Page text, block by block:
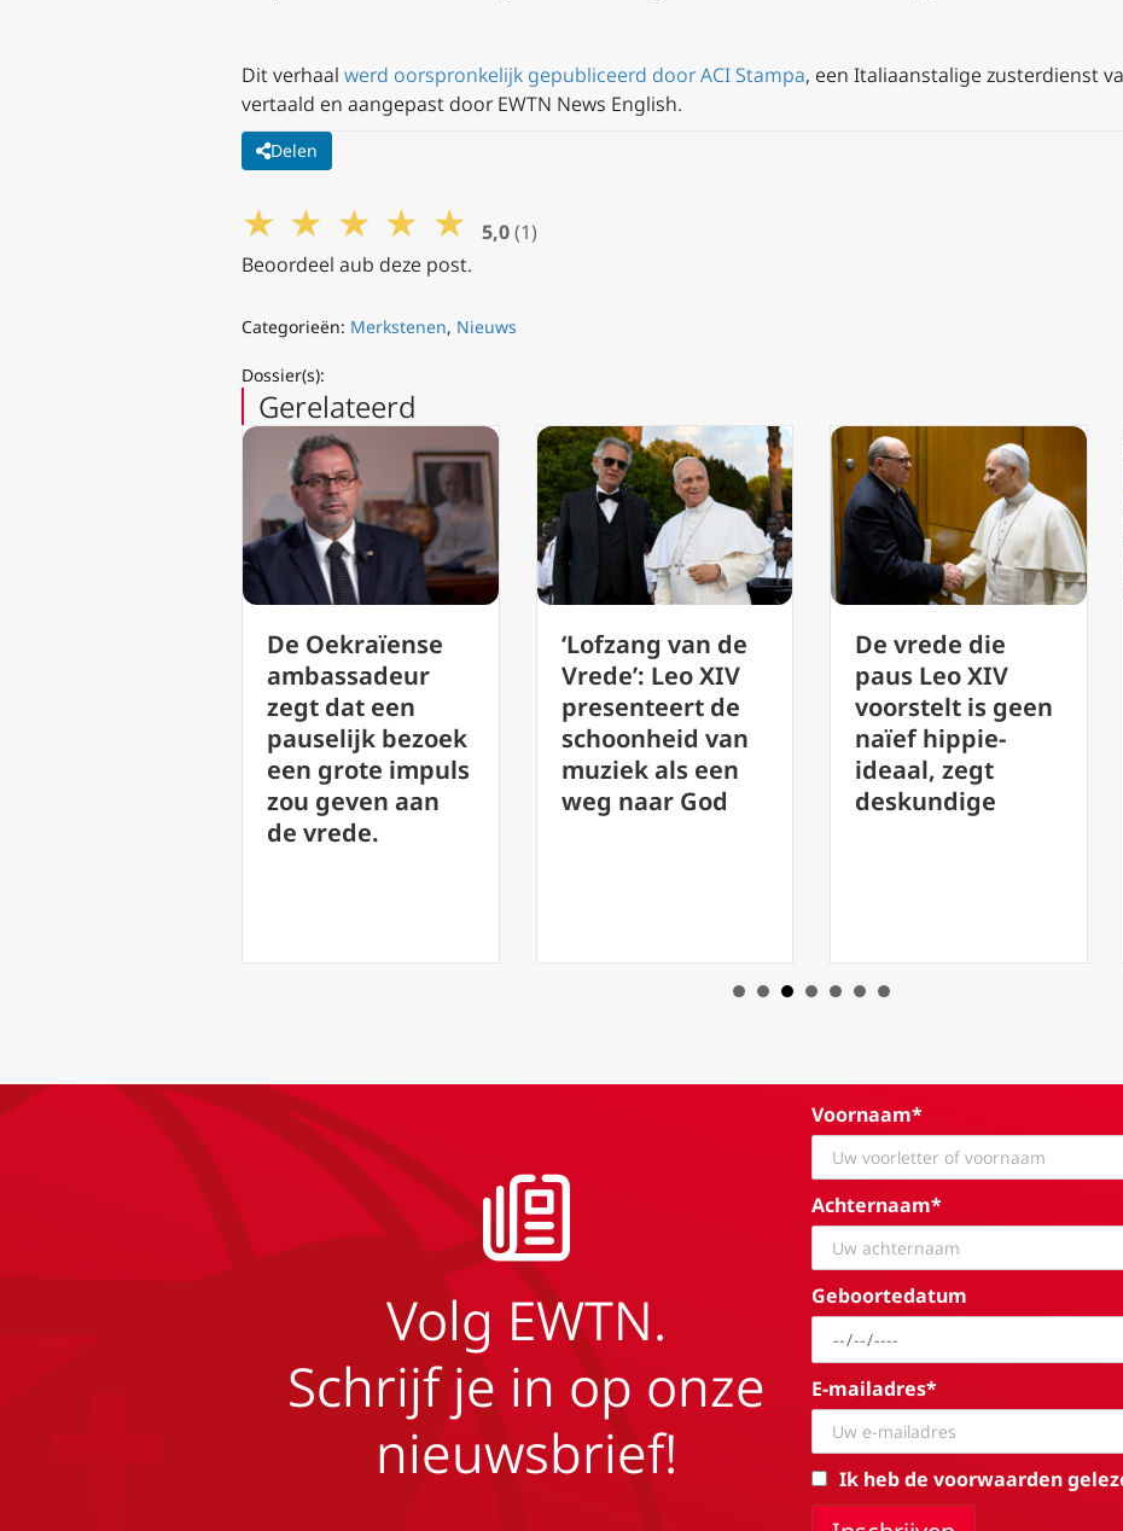
Dit verhaal werd oorspronkelijk gepubliceerd door ACI Stampa, een Italiaanstalige zusterdienst
vertaald en aangepast door EWTN News English.
Delen
★ ★ ★ ★ ★ 5,0 (1)
Beoordeel aub deze post.
Categorieën: Merkstenen, Nieuws
Dossier(s):
Gerelateerd
‘Lofzang van de
Vrede’: Leo XIV
presenteert de
schoonheid van
muziek als een
weg naar God
De vrede die
paus Leo XIV
voorstelt is geen
naïef hippie-
ideaal, zegt
deskundige
Vaticaan roept
op tot evaluatie
van de
uitvoering van
synodaliteit
voorafgaand aan
Volg EWTN.
Schrijf je in op onze
nieuwsbrief!
Voornaam*
Achternaam*
Geboortedatum
E-mailadres*
Ik heb de voorwaarden